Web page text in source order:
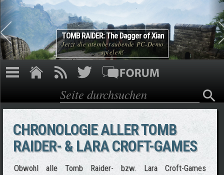
Direkt zum Inhalt
TOMB RAIDER: The Dagger of Xian
Jetzt die atemberaubende PC-Demo
spielen!
Suchformular
Suche
CHRONOLOGIE ALLER TOMB
RAIDER- & LARA CROFT-GAMES
Obwohl alle Tomb Raider- bzw. Lara Croft-Games